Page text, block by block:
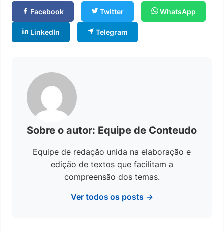
Facebook Twitter WhatsApp
LinkedIn Telegram
Sobre o autor: Equipe de Conteudo
Equipe de redação unida na elaboração e
edição de textos que facilitam a
compreensão dos temas.
Ver todos os posts →